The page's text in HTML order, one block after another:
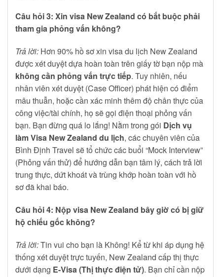
Câu hỏi 3: Xin visa New Zealand có bắt buộc phải
tham gia phỏng vấn không?
Trả lời: Hơn 90% hồ sơ xin visa du lịch New Zealand
được xét duyệt dựa hoàn toàn trên giấy tờ bạn nộp mà
không cần phỏng vấn trực tiếp. Tuy nhiên, nếu
nhân viên xét duyệt (Case Officer) phát hiện có điểm
mâu thuẫn, hoặc cần xác minh thêm độ chân thực của
công việc/tài chính, họ sẽ gọi điện thoại phỏng vấn
bạn. Bạn đừng quá lo lắng! Nằm trong gói Dịch vụ
làm Visa New Zealand du lịch, các chuyên viên của
Bình Định Travel sẽ tổ chức các buổi “Mock Interview”
(Phỏng vấn thử) để hướng dẫn bạn tâm lý, cách trả lời
trung thực, dứt khoát và trùng khớp hoàn toàn với hồ
sơ đã khai báo.
Câu hỏi 4: Nộp visa New Zealand bây giờ có bị giữ
hộ chiếu gốc không?
Trả lời:Tin vui cho bạn là Không! Kể từ khi áp dụng hệ
thống xét duyệt trực tuyến, New Zealand cấp thị thực
dưới dạng E-Visa (Thị thực điện tử). Bạn chỉ cần nộp